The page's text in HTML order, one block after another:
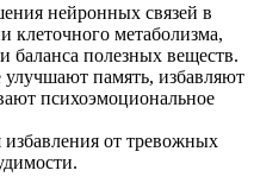
нейронных связей в
клеточного метаболизма,
баланса полезных веществ.
память, избавляют
психоэмоциональное
от тревожных